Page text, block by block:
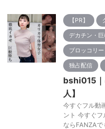
【PR】
デカチン・巨
ブロッコリー
独占配信
bshi015｜
人】
今すぐフル動
ント 今すぐ
ならFANZA